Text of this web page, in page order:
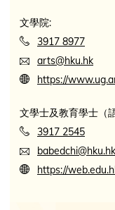
文學院:
3917 8977
arts@hku.hk
https://
文學士及教育學士（
3917 2545
babedchi@hku.hk
https://